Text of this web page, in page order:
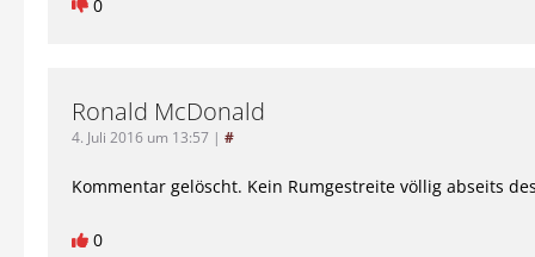
0
Ronald McDonald
4. Juli 2016 um 13:57 | #
Kommentar gelöscht. Kein Rumgestreite völlig abseits
0